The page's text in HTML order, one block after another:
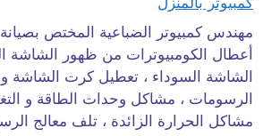
مهندس كمبيوتر الضباعية المختص
أعطال الكومبيوترات من ظهور الشاشة
الشاشة السوداء ، تعطيل كرت الشاشة
الرسومات ، مشاكل وحدات الطاقة و
مشاكل الحرارة الزائدة ، تلف معالج